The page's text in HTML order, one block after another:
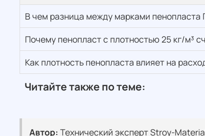
Читайте также по теме:
В чем разница между марками
Почему пенопласт с плотностью 25 кг/м³
Как плотность пенопласта влияет на
Автор: Технический эксперт Stroy-